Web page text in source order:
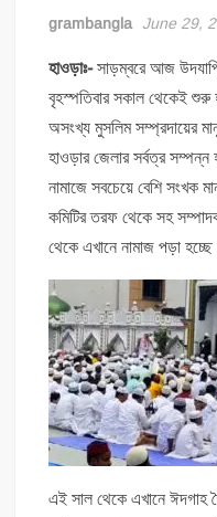
grambangla June 29,
হাওড়াঃ-সাড়ম্বরে আজ
বৃহস্পতিবার সকাল থেকেই শুরু
অসংখ্য মুসলিম সম্প্রদায়ের
হাওড়ার জেলার সর্বত্র
নামাজে সবচেয়ে বেশি সংখক
কমিটির তরফ থেকে সহ
থেকে এখানে নামাজ পড়া
এই সাল থেকে এখানে ঈদগাহ